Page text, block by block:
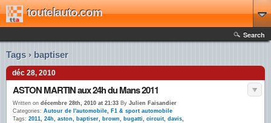
toutelauto.com
Search
Tags › baptiser
déc 28, 2010
ASTON MARTIN aux 24h du Mans 2011
Written on décembre 28th, 2010 at 21:33 By Julien Faisandier
Categories: Autour de l'automobile, F1 & sport automobile
Tags: 2011, 24h, aston, baptiser, brown, bugatti, circuit, davis,